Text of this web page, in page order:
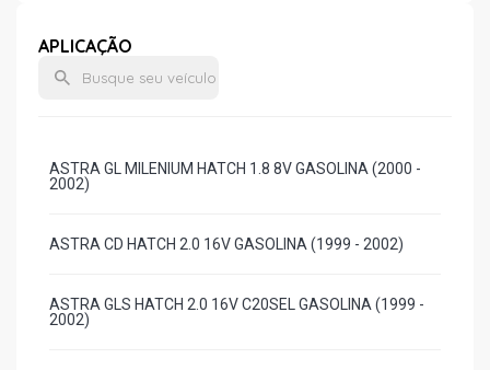
APLICAÇÃO
ASTRA GL MILENIUM HATCH 1.8 8V GASOLINA (2000 -
2002)
ASTRA CD HATCH 2.0 16V GASOLINA (1999 - 2002)
ASTRA GLS HATCH 2.0 16V C20SEL GASOLINA (1999 -
2002)